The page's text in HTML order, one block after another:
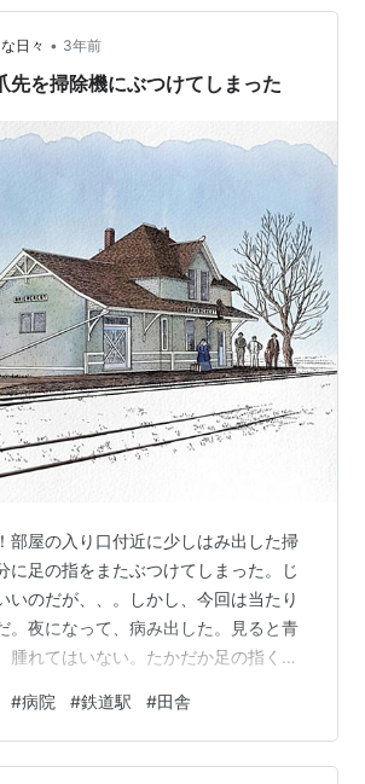
ータリーは広々としている。この時は
、バスの往来も活発なのであろう。 駅
石線。せんせきせんと読む。本塩釜
日々 • 3年前
先を掃除機にぶつけてしまった
部屋の入り口付近に少しはみ出した掃
に足の指をまたぶつけてしまった。じ
いのだが、、。しかし、今回は当たり
。夜になって、病み出した。見ると青
腫れてはいない。たかだか足の指くら
て初めて意味やらありがたみが分かる
、かれこれ４０年前、と言ってもかつ
、これまた奇しくも、左右反対だが
#病院 #鉄道駅 #田舎